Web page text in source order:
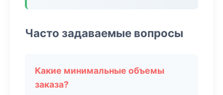
Часто задаваемые вопросы
Какие минимальные объемы
заказа?